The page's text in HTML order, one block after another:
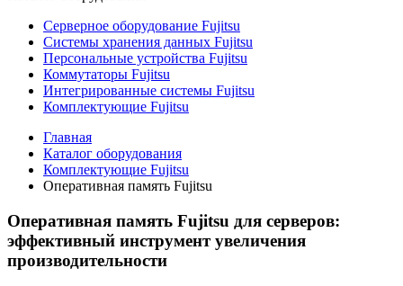
Серверное оборудование Fujitsu
Системы хранения данных Fujitsu
Персональные устройства Fujitsu
Коммутаторы Fujitsu
Интегрированные системы Fujitsu
Комплектующие Fujitsu
Главная
Каталог оборудования
Комплектующие Fujitsu
Оперативная память Fujitsu
Оперативная память Fujitsu для серверов:
эффективный инструмент увеличения
производительности